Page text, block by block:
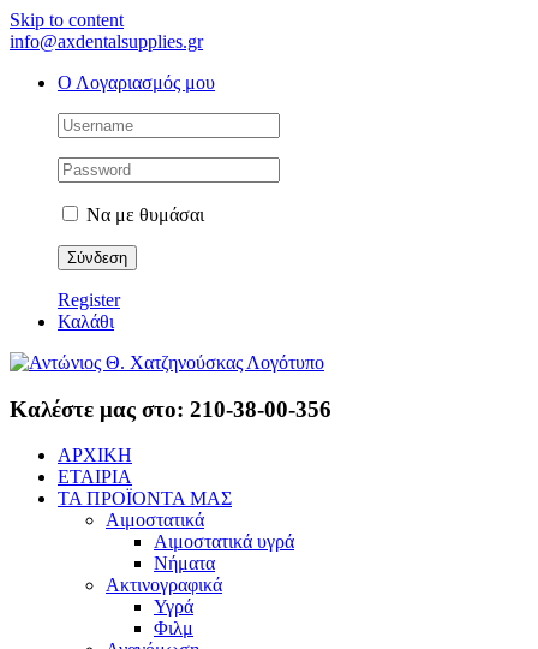
Skip to content
info@axdentalsupplies.gr
Ο Λογαριασμός μου
Να με θυμάσαι
Register
Καλάθι
Καλέστε μας στο: 210-38-00-356
ΑΡΧΙΚΗ
ΕΤΑΙΡΙΑ
ΤΑ ΠΡΟΪΟΝΤΑ ΜΑΣ
Αιμοστατικά
Αιμοστατικά υγρά
Νήματα
Ακτινογραφικά
Υγρά
Φιλμ